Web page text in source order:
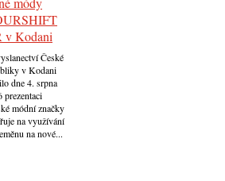
v Kodani
České
v Kodani
dne 4. srpna
prezentaci
módní značky
na využívání
na nové...